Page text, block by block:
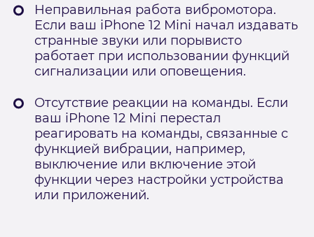
Неправильная работа вибромотора.
Если ваш iPhone 12 Mini начал издавать
странные звуки или порывисто
работает при использовании функций
сигнализации или оповещения.
Отсутствие реакции на команды. Если
ваш iPhone 12 Mini перестал
реагировать на команды, связанные с
функцией вибрации, например,
выключение или включение этой
функции через настройки устройства
или приложений.